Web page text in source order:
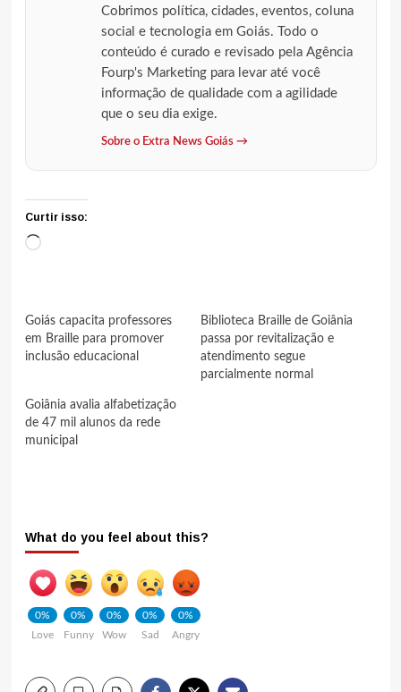
Cobrimos política, cidades, eventos, coluna
social e tecnologia em Goiás. Todo o
conteúdo é curado e revisado pela Agência
Fourp's Marketing para levar até você
informação de qualidade com a agilidade
que o seu dia exige.
Sobre o Extra News Goiás →
Curtir isso:
Carregando...
Goiás capacita professores
em Braille para promover
inclusão educacional
Biblioteca Braille de Goiânia
passa por revitalização e
atendimento segue
parcialmente normal
Goiânia avalia alfabetização
de 47 mil alunos da rede
municipal
What do you feel about this?
0%
Love
0%
Funny
0%
Wow
0%
Sad
0%
Angry